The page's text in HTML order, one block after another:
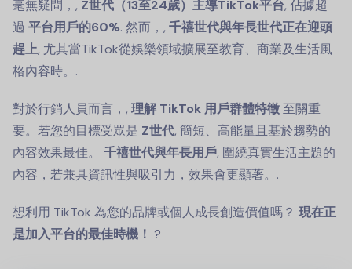
毫無疑問，, Z世代（13至24歲）主導TikTok平台, 佔據超
過 平台用戶的60%. 然而，, 千禧世代與年長世代正在迎頭
趕上, 尤其當TikTok從娛樂領域擴展至教育、商業及生活風
格內容時。.
對於行銷人員而言，, 理解 TikTok 用戶群體特徵至關重
要。若您的目標受眾是 Z世代, 簡短、高能量且基於趨勢的
內容效果最佳。 千禧世代與年長用戶, 圍繞真實生活主題的
內容，若兼具資訊性與吸引力，效果會更顯著。.
想利用 TikTok 為您的品牌或個人成長創造價值嗎？ 現在正
是加入平台的最佳時機！ ?